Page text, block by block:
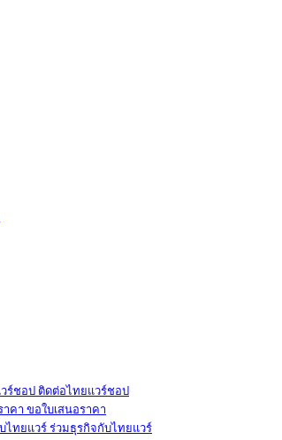
ติดต่อไทยแวร์ชอป
ขอใบเสนอราคา
ร่วมธุรกิจกับไทยแวร์